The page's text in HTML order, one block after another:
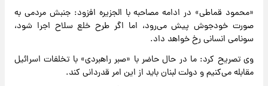
«محمود قماطی» در ادامه مصاحبه با الجزیره افزود: جنبش مردمی به
صورت خودجوش پیش می‌رود، اما اگر طرح خلع سلاح اجرا شود،
سونامی انسانی رخ خواهد داد.
وی تصریح کرد: ما در حال حاضر با «صبر راهبردی» با تخلفات اسرائیل
مقابله می‌کنیم و دولت لبنان باید از این امر قدردانی کند.